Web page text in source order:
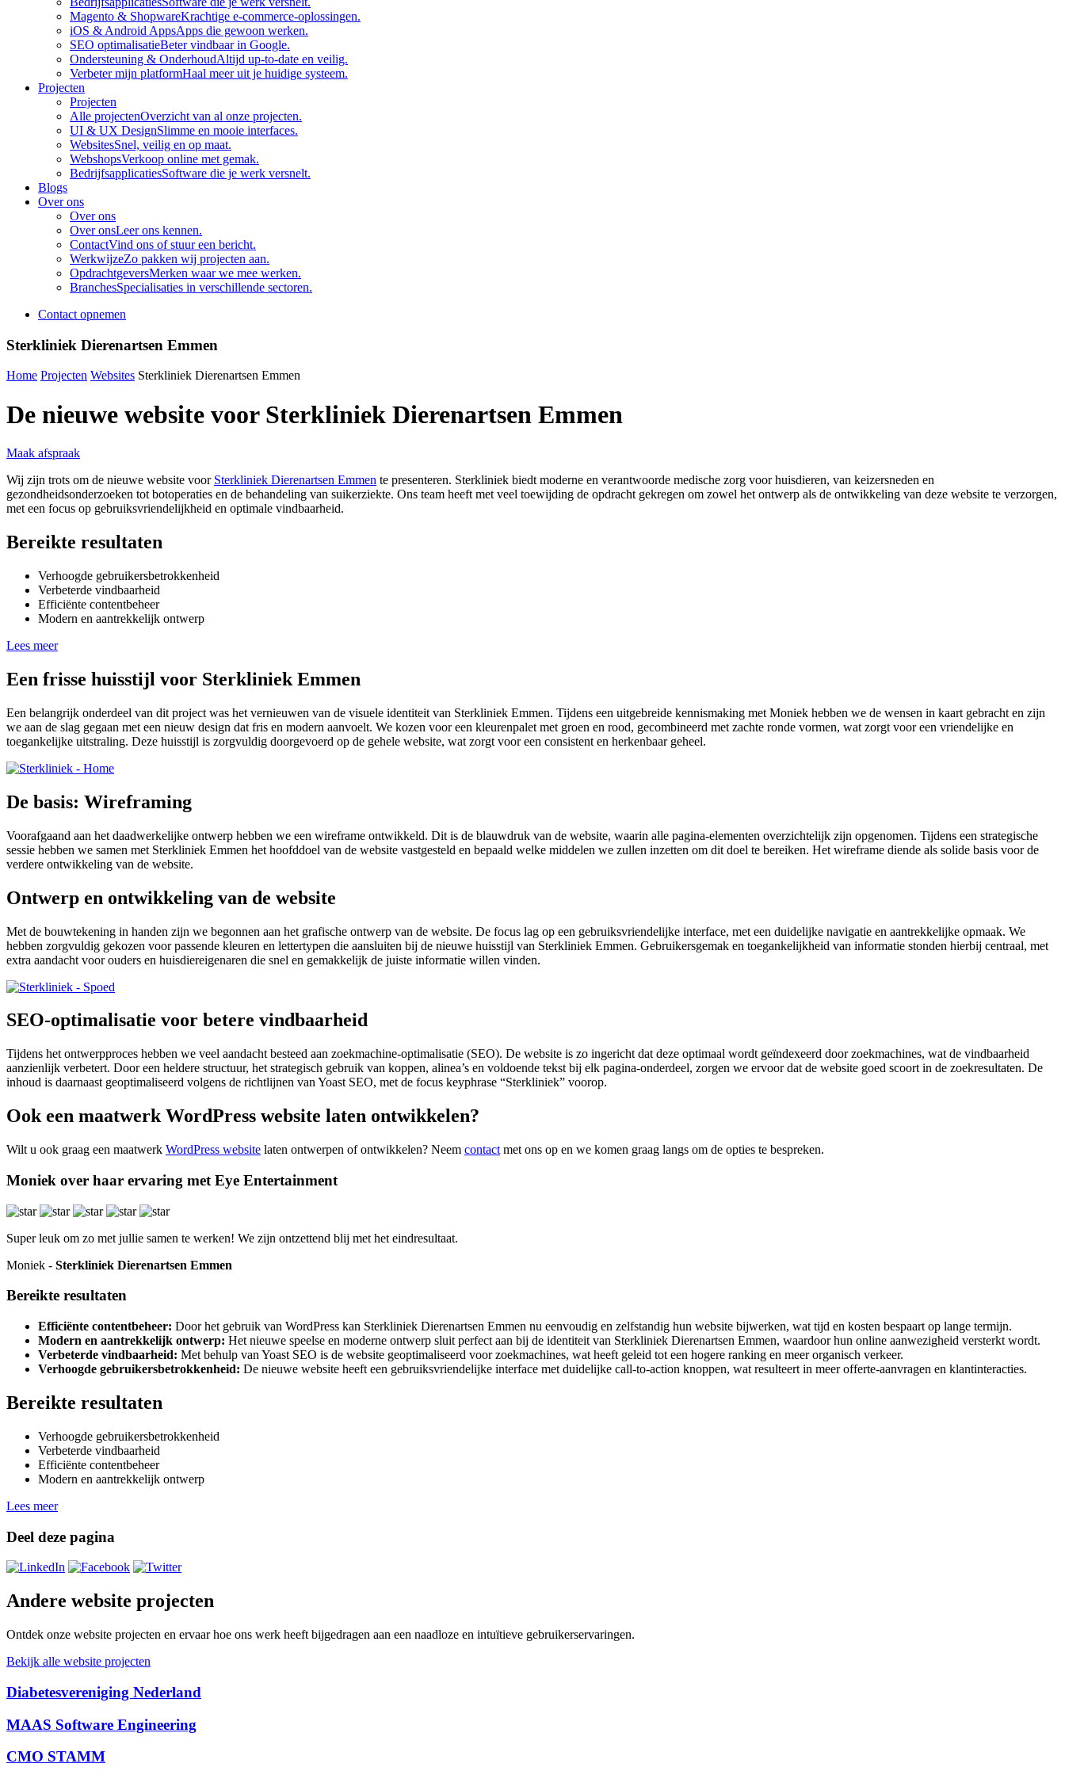
Magento & ShopwareKrachtige e-commerce-oplossingen.
iOS & Android AppsApps die gewoon werken.
SEO optimalisatieBeter vindbaar in Google.
Ondersteuning & OnderhoudAltijd up-to-date en veilig.
Verbeter mijn platformHaal meer uit je huidige systeem.
Projecten
Projecten
Alle projectenOverzicht van al onze projecten.
UI & UX DesignSlimme en mooie interfaces.
WebsitesSnel, veilig en op maat.
WebshopsVerkoop online met gemak.
BedrijfsapplicatiesSoftware die je werk versnelt.
Blogs
Over ons
Over ons
Over onsLeer ons kennen.
ContactVind ons of stuur een bericht.
WerkwijzeZo pakken wij projecten aan.
OpdrachtgeversMerken waar we mee werken.
BranchesSpecialisaties in verschillende sectoren.
Contact opnemen
Sterkliniek Dierenartsen Emmen
Home Projecten Websites Sterkliniek Dierenartsen Emmen
De nieuwe website voor Sterkliniek Dierenartsen Emmen
Maak afspraak
Wij zijn trots om de nieuwe website voor Sterkliniek Dierenartsen Emmen te presenteren. Sterkliniek biedt moderne en verantwoorde medische zorg voor huisdieren, van keizersneden en
gezondheidsonderzoeken tot botoperaties en de behandeling van suikerziekte. Ons team heeft met veel toewijding de opdracht gekregen om zowel het ontwerp als de ontwikkeling van deze website te verzorgen,
met een focus op gebruiksvriendelijkheid en optimale vindbaarheid.
Bereikte resultaten
Verhoogde gebruikersbetrokkenheid
Verbeterde vindbaarheid
Efficiënte contentbeheer
Modern en aantrekkelijk ontwerp
Lees meer
Een frisse huisstijl voor Sterkliniek Emmen
Een belangrijk onderdeel van dit project was het vernieuwen van de visuele identiteit van Sterkliniek Emmen. Tijdens een uitgebreide kennismaking met Moniek hebben we de wensen in kaart gebracht en zijn
we aan de slag gegaan met een nieuw design dat fris en modern aanvoelt. We kozen voor een kleurenpalet met groen en rood, gecombineerd met zachte ronde vormen, wat zorgt voor een vriendelijke en
toegankelijke uitstraling. Deze huisstijl is zorgvuldig doorgevoerd op de gehele website, wat zorgt voor een consistent en herkenbaar geheel.
De basis: Wireframing
Voorafgaand aan het daadwerkelijke ontwerp hebben we een wireframe ontwikkeld. Dit is de blauwdruk van de website, waarin alle pagina-elementen overzichtelijk zijn opgenomen. Tijdens een strategische
sessie hebben we samen met Sterkliniek Emmen het hoofddoel van de website vastgesteld en bepaald welke middelen we zullen inzetten om dit doel te bereiken. Het wireframe diende als solide basis voor de
verdere ontwikkeling van de website.
Ontwerp en ontwikkeling van de website
Met de bouwtekening in handen zijn we begonnen aan het grafische ontwerp van de website. De focus lag op een gebruiksvriendelijke interface, met een duidelijke navigatie en aantrekkelijke opmaak. We
hebben zorgvuldig gekozen voor passende kleuren en lettertypen die aansluiten bij de nieuwe huisstijl van Sterkliniek Emmen. Gebruikersgemak en toegankelijkheid van informatie stonden hierbij centraal, met
extra aandacht voor ouders en huisdiereigenaren die snel en gemakkelijk de juiste informatie willen vinden.
SEO-optimalisatie voor betere vindbaarheid
Tijdens het ontwerpproces hebben we veel aandacht besteed aan zoekmachine-optimalisatie (SEO). De website is zo ingericht dat deze optimaal wordt geïndexeerd door zoekmachines, wat de vindbaarheid
aanzienlijk verbetert. Door een heldere structuur, het strategisch gebruik van koppen, alinea’s en voldoende tekst bij elk pagina-onderdeel, zorgen we ervoor dat de website goed scoort in de zoekresultaten. De
inhoud is daarnaast geoptimaliseerd volgens de richtlijnen van Yoast SEO, met de focus keyphrase “Sterkliniek” voorop.
Ook een maatwerk WordPress website laten ontwikkelen?
Wilt u ook graag een maatwerk WordPress website laten ontwerpen of ontwikkelen? Neem contact met ons op en we komen graag langs om de opties te bespreken.
Moniek over haar ervaring met Eye Entertainment
Super leuk om zo met jullie samen te werken! We zijn ontzettend blij met het eindresultaat.
Moniek - Sterkliniek Dierenartsen Emmen
Bereikte resultaten
Efficiënte contentbeheer: Door het gebruik van WordPress kan Sterkliniek Dierenartsen Emmen nu eenvoudig en zelfstandig hun website bijwerken, wat tijd en kosten bespaart op lange termijn.
Modern en aantrekkelijk ontwerp: Het nieuwe speelse en moderne ontwerp sluit perfect aan bij de identiteit van Sterkliniek Dierenartsen Emmen, waardoor hun online aanwezigheid versterkt wordt.
Verbeterde vindbaarheid: Met behulp van Yoast SEO is de website geoptimaliseerd voor zoekmachines, wat heeft geleid tot een hogere ranking en meer organisch verkeer.
Verhoogde gebruikersbetrokkenheid: De nieuwe website heeft een gebruiksvriendelijke interface met duidelijke call-to-action knoppen, wat resulteert in meer offerte-aanvragen en klantinteracties.
Bereikte resultaten
Verhoogde gebruikersbetrokkenheid
Verbeterde vindbaarheid
Efficiënte contentbeheer
Modern en aantrekkelijk ontwerp
Lees meer
Deel deze pagina
Andere website projecten
Ontdek onze website projecten en ervaar hoe ons werk heeft bijgedragen aan een naadloze en intuïtieve gebruikerservaringen.
Bekijk alle website projecten
Diabetesvereniging Nederland
MAAS Software Engineering
CMO STAMM